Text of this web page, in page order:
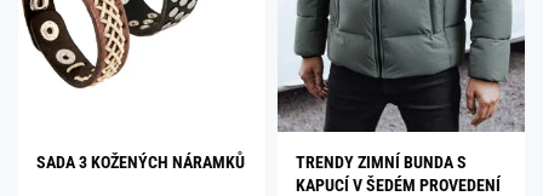
SADA 3 KOŽENÝCH NÁRAMKŮ
TRENDY ZIMNÍ BUNDA S
KAPUCÍ V ŠEDÉM PROVEDENÍ